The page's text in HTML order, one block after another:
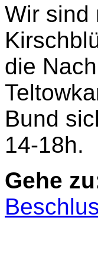
Wir sind
die
Bund
14-18h.
Gehe